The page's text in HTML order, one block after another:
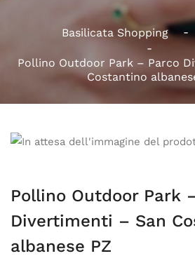
Basilicata Shopping
Pollino Outdoor Park – Parco
Costantino
Pollino Outdoor Park
Divertimenti – San
albanese PZ